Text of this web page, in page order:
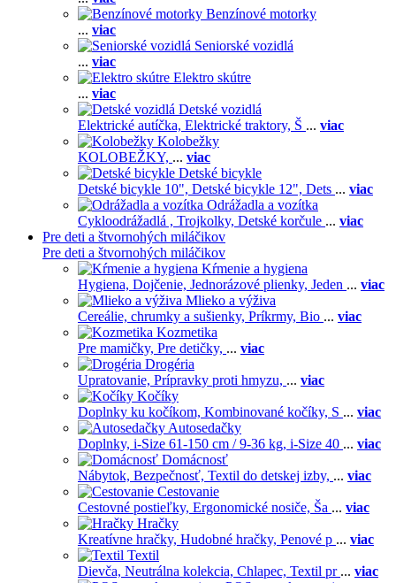
Benzínové motorky
... viac
Seniorské vozidlá
... viac
Elektro skútre
... viac
Detské vozidlá
Elektrické autíčka, Elektrické traktory, Š ... viac
Kolobežky
KOLOBEŽKY, ... viac
Detské bicykle
Detské bicykle 10", Detské bicykle 12", Dets ... viac
Odrážadla a vozítka
Cykloodrážadlá , Trojkolky, Detské korčule ... viac
Pre deti a štvornohých miláčikov
Pre deti a štvornohých miláčikov
Kŕmenie a hygiena
Hygiena, Dojčenie, Jednorázové plienky, Jeden ... viac
Mlieko a výživa
Cereálie, chrumky a sušienky, Príkrmy, Bio ... viac
Kozmetika
Pre mamičky, Pre detičky, ... viac
Drogéria
Upratovanie, Prípravky proti hmyzu, ... viac
Kočíky
Doplnky ku kočíkom, Kombinované kočíky, S ... viac
Autosedačky
Doplnky, i-Size 61-150 cm / 9-36 kg, i-Size 40 ... viac
Domácnosť
Nábytok, Bezpečnosť, Textil do detskej izby, ... viac
Cestovanie
Cestovné postieľky, Ergonomické nosiče, Ša ... viac
Hračky
Kreatívne hračky, Hudobné hračky, Penové p ... viac
Textil
Dievča, Neutrálna kolekcia, Chlapec, Textil pr ... viac